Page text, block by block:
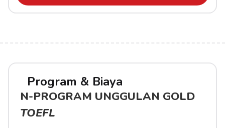
Program & Biaya
TOEFL